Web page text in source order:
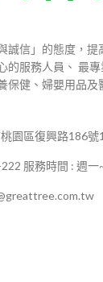
誠信」的態度，提
的服務人員、 最
保健、婦嬰用品及
園區復興路186號
服務時間 : 週